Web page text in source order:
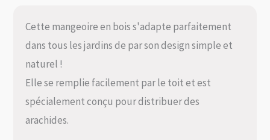
Cette mangeoire en bois s'adapte parfaitement
dans tous les jardins de par son design simple et
naturel !
Elle se remplie facilement par le toit et est
spécialement conçu pour distribuer des
arachides.